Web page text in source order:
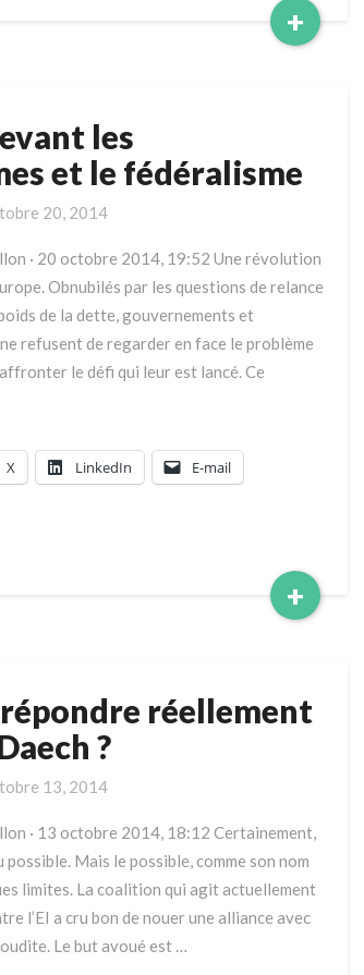
+Read
More
les
et le fédéralisme
20, 2014
· 20 octobre 2014, 19:52 Une révolution
Obnubilés par les questions de relance
de la dette, gouvernements et
refusent de regarder en face le problème
le défi qui leur est lancé. Ce
+Read
More
X LinkedIn E-mail
réellement
?
13, 2014
· 13 octobre 2014, 18:12 Certainement,
Mais le possible, comme son nom
limites. La coalition qui agit actuellement
l’EI a cru bon de nouer une alliance avec
Le but avoué est …